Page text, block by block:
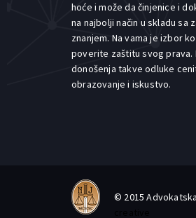
hoće i može da činjenice i
na najbolji način u skladu sa
znanjem. Na vama je izbor
poverite zaštitu svog prava.
donošenja takve odluke
obrazovanje i iskustvo.
© 2015